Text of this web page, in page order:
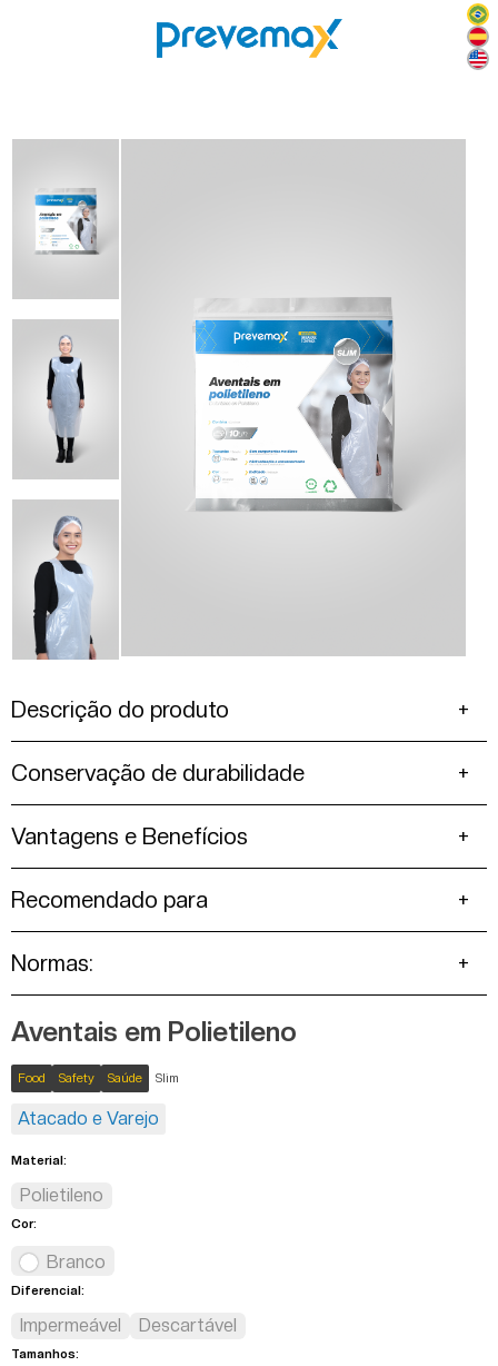
Descrição do produto
Conservação de durabilidade
Vantagens e Benefícios
Recomendado para
Normas:
Aventais em Polietileno
Food Safety Saúde Slim
Atacado e Varejo
Material:
Polietileno
Cor:
Branco
Diferencial:
Impermeável Descartável
Tamanhos: